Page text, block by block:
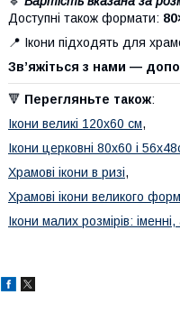
Доступні також формати:
📍 Ікони підходять для
Зв’яжіться з нами —
🔻 Перегляньте також:
Ікони великі 120х60 см,
Ікони церковні 80х60 і
Храмові ікони в ризі,
Храмові ікони великого
Ікони малих розмірів: